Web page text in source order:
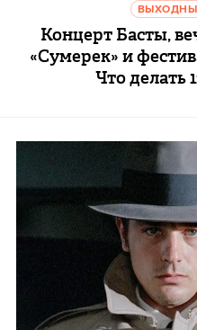
Концерт Басты,
«Сумерек» и
Что делать